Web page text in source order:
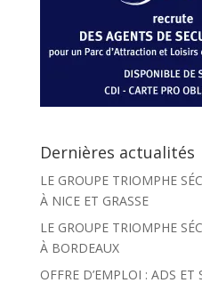
Dernières actualités
LE GROUPE TRIOMPHE
À NICE ET GRASSE
LE GROUPE TRIOMPHE
À BORDEAUX
OFFRE D’EMPLOI : ADS